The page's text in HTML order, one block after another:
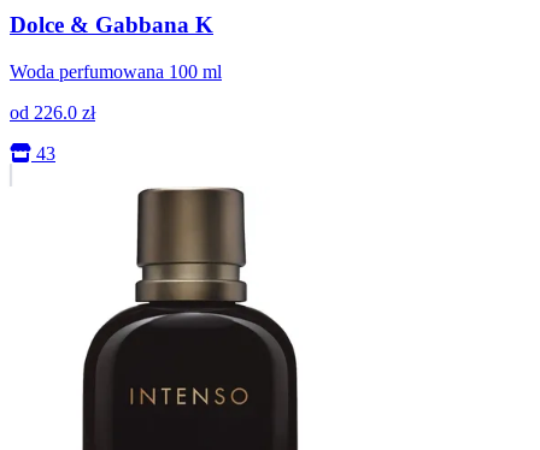
Dolce & Gabbana K
Woda perfumowana 100 ml
od 226.0 zł
43